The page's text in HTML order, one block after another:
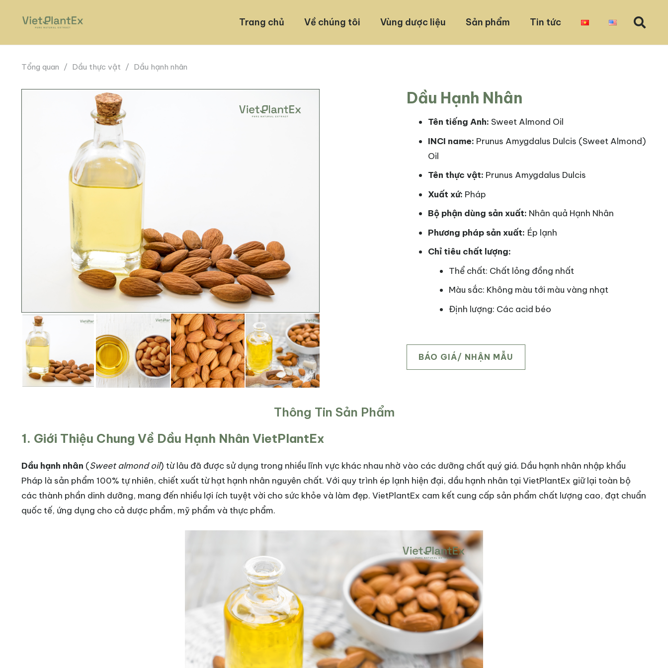
Trang chủ Về chúng tôi Vùng dược liệu Sản phẩm Tin tức
Tổng quan / Dầu thực vật / Dầu hạnh nhân
Dầu Hạnh Nhân
Tên tiếng Anh: Sweet Almond Oil
INCI name: Prunus Amygdalus Dulcis (Sweet Almond)
Oil
Tên thực vật: Prunus Amygdalus Dulcis
Xuất xứ: Pháp
Bộ phận dùng sản xuất: Nhân quả Hạnh Nhân
Phương pháp sản xuất: Ép lạnh
Chỉ tiêu chất lượng:
Thể chất: Chất lỏng đồng nhất
Màu sắc: Không màu tới màu vàng nhạt
Định lượng: Các acid béo
BÁO GIÁ/ NHẬN MẪU
Thông Tin Sản Phẩm
1. Giới Thiệu Chung Về Dầu Hạnh Nhân VietPlantEx
Dầu hạnh nhân (Sweet almond oil) từ lâu đã được sử dụng trong nhiều lĩnh vực khác nhau nhờ vào các dưỡng chất quý giá. Dầu hạnh nhân nhập khẩu
Pháp là sản phẩm 100% tự nhiên, chiết xuất từ hạt hạnh nhân nguyên chất. Với quy trình ép lạnh hiện đại, dầu hạnh nhân tại VietPlantEx giữ lại toàn bộ
các thành phần dinh dưỡng, mang đến nhiều lợi ích tuyệt vời cho sức khỏe và làm đẹp. VietPlantEx cam kết cung cấp sản phẩm chất lượng cao, đạt chuẩn
quốc tế, ứng dụng cho cả dược phẩm, mỹ phẩm và thực phẩm.